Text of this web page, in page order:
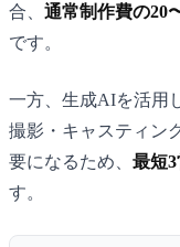
合、 通常制作費の20
です。
一方、生成AIを活用
撮影・キャスティン
要になるため、 最短
す。